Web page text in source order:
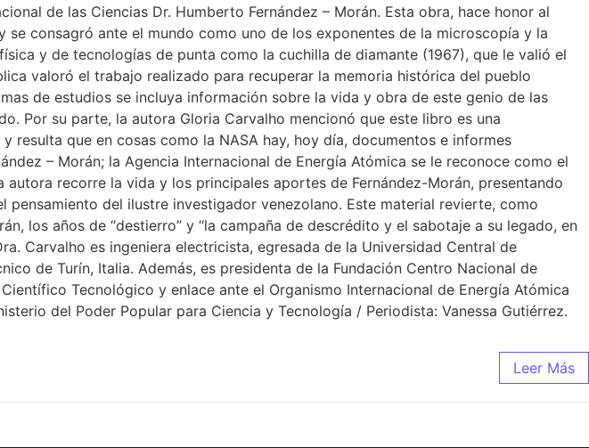
de las Ciencias Dr. Humberto Fernández – Morán. Esta obra, hace honor al
consagró ante el mundo como uno de los exponentes de la microscopía y la
y de tecnologías de punta como la cuchilla de diamante (1967), que le valió el
valoró el trabajo realizado para recuperar la memoria histórica del pueblo
de estudios se incluya información sobre la vida y obra de este genio de las
Por su parte, la autora Gloria Carvalho mencionó que este libro es una
que en cosas como la NASA hay, hoy día, documentos e informes
– Morán; la Agencia Internacional de Energía Atómica se le reconoce como el
recorre la vida y los principales aportes de Fernández-Morán, presentando
del ilustre investigador venezolano. Este material revierte, como
los años de “destierro” y “la campaña de descrédito y el sabotaje a su legado, en
Carvalho es ingeniera electricista, egresada de la Universidad Central de
de Turín, Italia. Además, es presidenta de la Fundación Centro Nacional de
Tecnológico y enlace ante el Organismo Internacional de Energía Atómica
del Poder Popular para Ciencia y Tecnología / Periodista: Vanessa Gutiérrez.
Leer Más